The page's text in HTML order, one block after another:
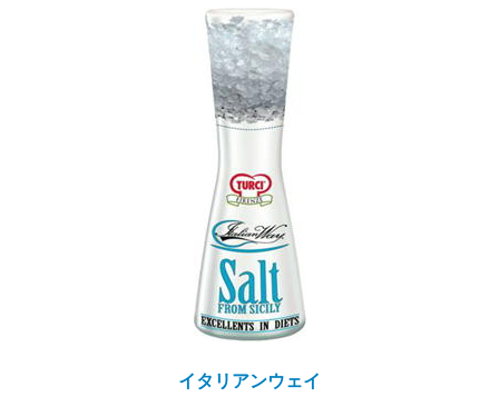
イタリアンウェイ